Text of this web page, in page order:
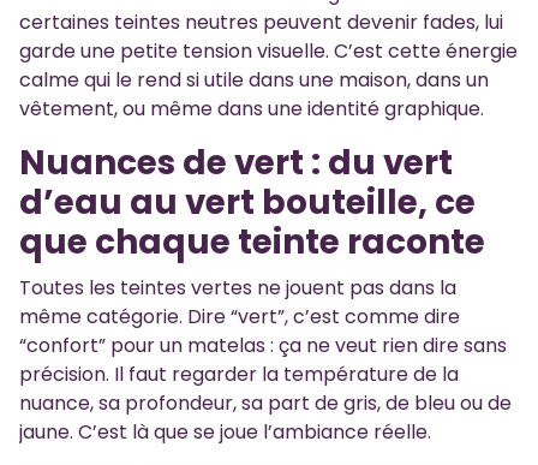
certaines teintes neutres peuvent devenir fades, lui
garde une petite tension visuelle. C’est cette énergie
calme qui le rend si utile dans une maison, dans un
vêtement, ou même dans une identité graphique.
Nuances de vert : du vert
d’eau au vert bouteille, ce
que chaque teinte raconte
Toutes les teintes vertes ne jouent pas dans la
même catégorie. Dire “vert”, c’est comme dire
“confort” pour un matelas : ça ne veut rien dire sans
précision. Il faut regarder la température de la
nuance, sa profondeur, sa part de gris, de bleu ou de
jaune. C’est là que se joue l’ambiance réelle.